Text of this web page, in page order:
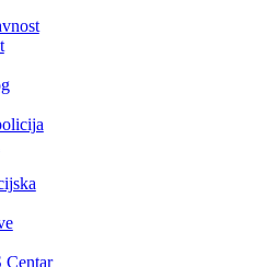
Centar